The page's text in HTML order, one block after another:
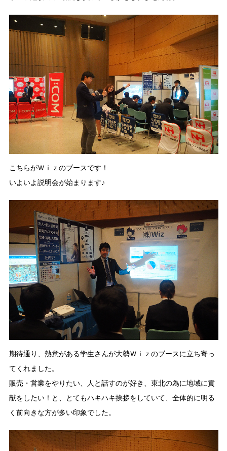
こちらがＷｉｚのブースです！
いよいよ説明会が始まります♪
期待通り、熱意がある学生さんが大勢Ｗｉｚのブースに立ち寄っ
てくれました。
販売・営業をやりたい、人と話すのが好き、東北の為に地域に貢
献をしたい！と、とてもハキハキ挨拶をしていて、全体的に明る
く前向きな方が多い印象でした。